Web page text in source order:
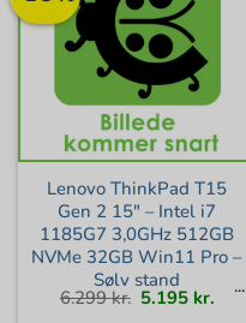
Lenovo ThinkPad T15
Gen 2 15″ – Intel i7
1185G7 3,0GHz 512GB
NVMe 32GB Win11 Pro –
Sølv stand
6.299kr. Den
oprindelige
pris
5.195 kr. Den